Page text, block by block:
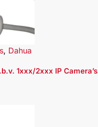
, Dahua
1xxx/2xxx IP Camera’s